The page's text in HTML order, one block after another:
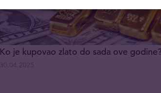
Ko je kupovao zlato do sada ove godine?